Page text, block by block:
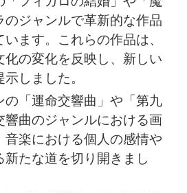
のジャンルで革新的な作品
ます。これらの作品は、
化の変化を反映し、新しい
しました。
の「運命交響曲」や「第九
響曲のジャンルにおける画
音楽における個人の感情や
新たな道を切り開きまし